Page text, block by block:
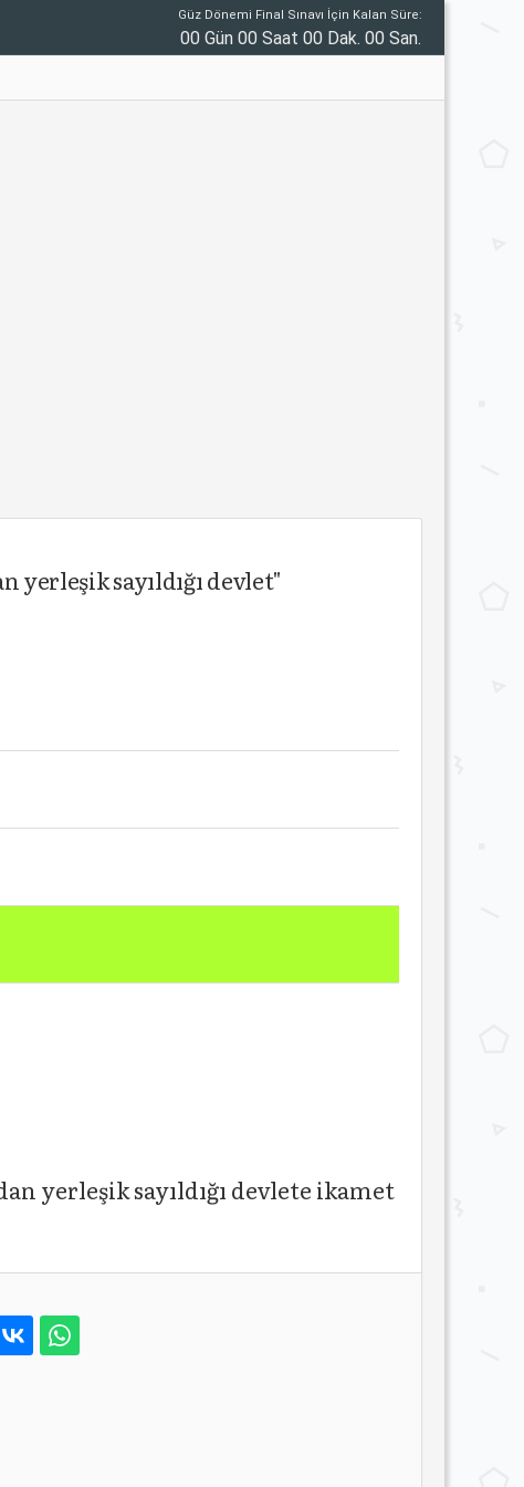
Güz Dönemi Final Sınavı İçin Kalan Süre:
00 Gün 00 Saat 00 Dak. 00 San.
yerleşik sayıldığı devlet"
yerleşik sayıldığı devlete ikamet